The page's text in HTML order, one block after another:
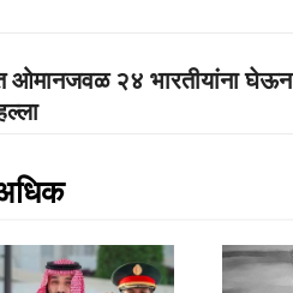
ओमानजवळ २४ भारतीयांना घेऊन